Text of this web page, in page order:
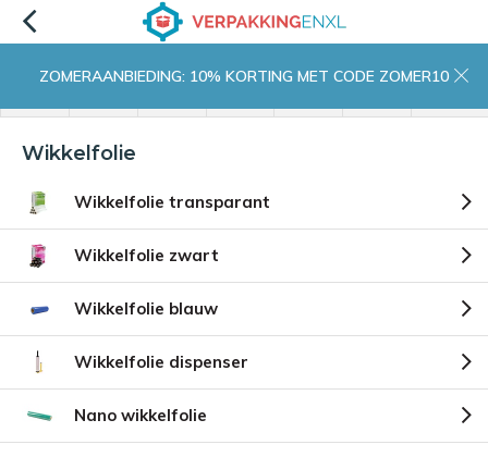
ZOMERAANBIEDING: 10% KORTING MET CODE ZOMER10
Wikkelfolie
Wikkelfolie transparant
Wikkelfolie zwart
Wikkelfolie blauw
Wikkelfolie dispenser
Nano wikkelfolie